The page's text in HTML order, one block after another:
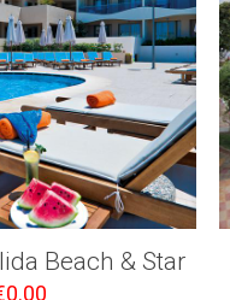
Beach & Star
0.00